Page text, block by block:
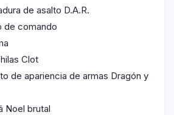
de asalto D.A.R.
de comando
Clot
de apariencia de armas Dragón y
Noel brutal